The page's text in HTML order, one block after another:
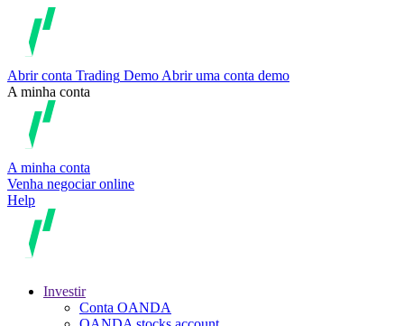
Abrir conta Trading Demo Abrir uma conta demo
A minha conta
A minha conta
Venha negociar online
Help
Investir
Conta OANDA